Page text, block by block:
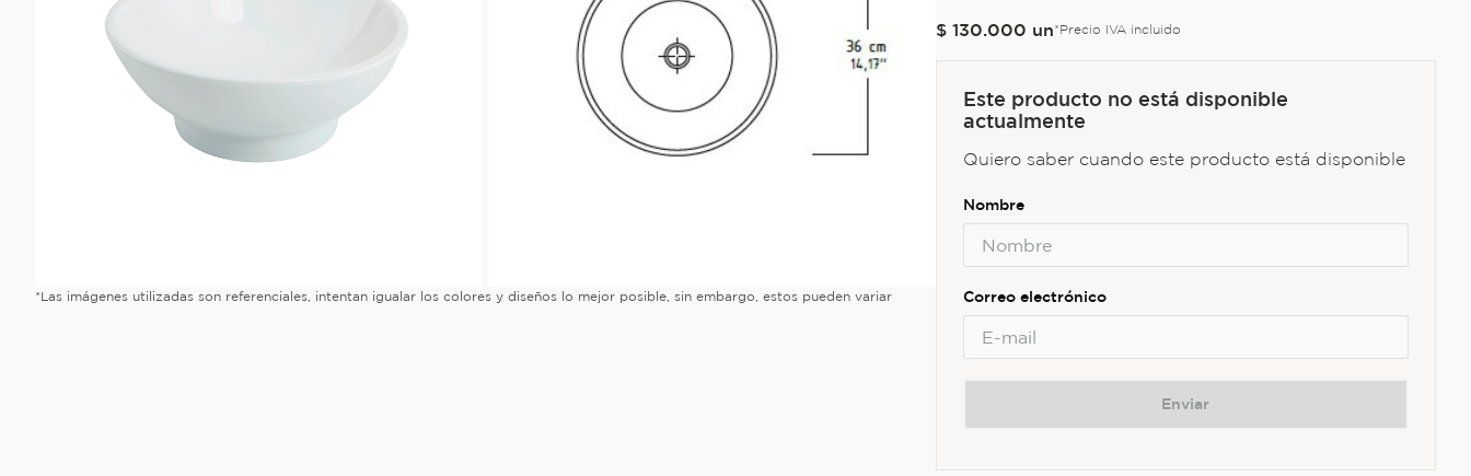
*Las imágenes utilizadas son referenciales, intentan igualar los colores y diseños lo mejor posible, sin embargo, estos pueden variar
$ 130.000 un*Precio IVA incluido
Este producto no está disponible
actualmente
Quiero saber cuando este producto está disponible
Enviar